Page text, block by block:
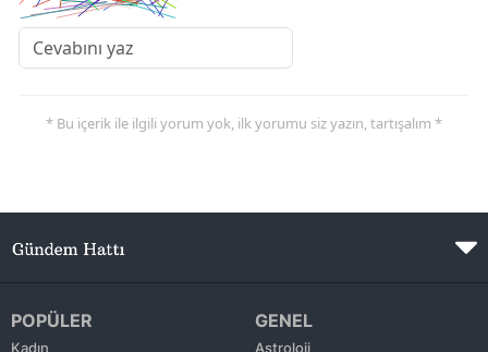
* Bu içerik ile ilgili yorum yok, ilk yorumu siz yazın, tartışalım *
POPÜLER
Kadın
GENEL
Astroloji